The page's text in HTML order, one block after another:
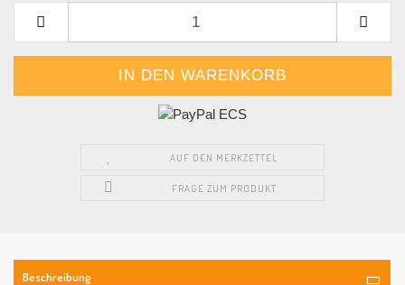
AUF DEN MERKZETTEL
FRAGE ZUM PRODUKT
Beschreibung